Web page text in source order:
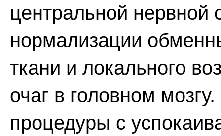
центральной нервной
нормализации
ткани и локального
очаг в головном
процедуры с